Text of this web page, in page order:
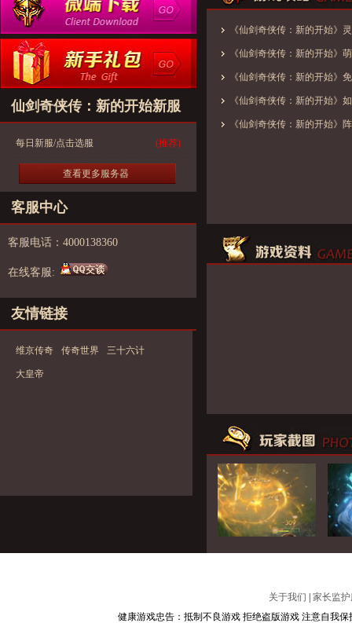
仙剑奇侠传：新的开始新服
每日新服/点击选服 (推荐)
查看更多服务器
客服中心
客服电话：4000138360
在线客服:
友情链接
维京传奇 传奇世界 三十六计
大皇帝
《仙剑奇侠传：新的开始》
优使用方案
《仙剑奇侠传：新的开始》
《仙剑奇侠传：新的开始》
——剑仙·李逍遥小妙招
《仙剑奇侠传：新的开始》
剑之旅
《仙剑奇侠传：新的开始》
关于我们
家长监
健康游戏忠告：抵制不良游戏 拒绝盗版游戏 注意自我